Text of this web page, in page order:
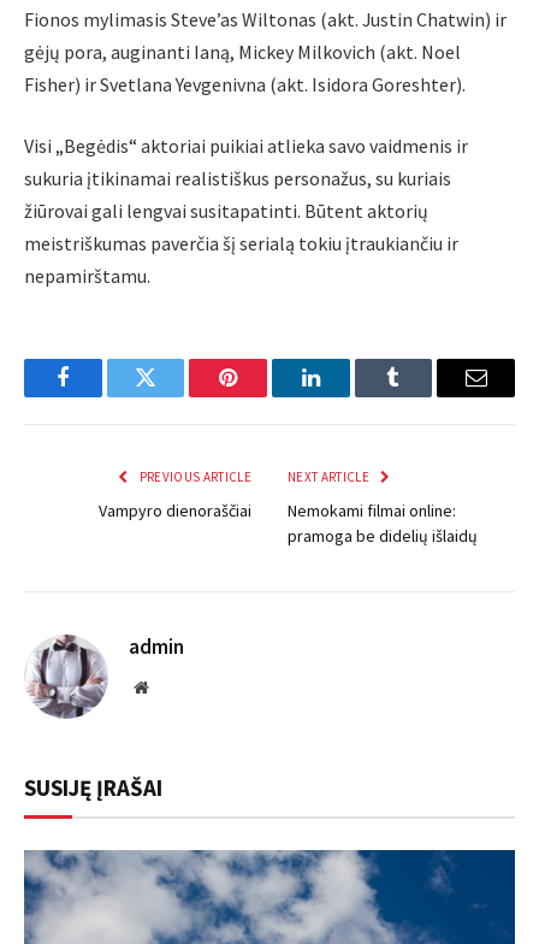
Fionos mylimasis Steve’as Wiltonas (akt. Justin Chatwin) ir
gėjų pora, auginanti Ianą, Mickey Milkovich (akt. Noel
Fisher) ir Svetlana Yevgenivna (akt. Isidora Goreshter).
Visi „Begėdis“ aktoriai puikiai atlieka savo vaidmenis ir
sukuria įtikinamai realistiškus personažus, su kuriais
žiūrovai gali lengvai susitapatinti. Būtent aktorių
meistriškumas paverčia šį serialą tokiu įtraukiančiu ir
nepamirštamu.
FacebookTwitter Pinterest LinkedInTumblr Email
PREVIOUS ARTICLE
Vampyro dienoraščiai
NEXT ARTICLE
Nemokami filmai online:
pramoga be didelių išlaidų
admin
Website
SUSIJĘ ĮRAŠAI